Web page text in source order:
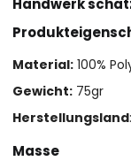
Handwerk
Material: 100%
Gewicht: 75gr
Herstellungsland
Masse